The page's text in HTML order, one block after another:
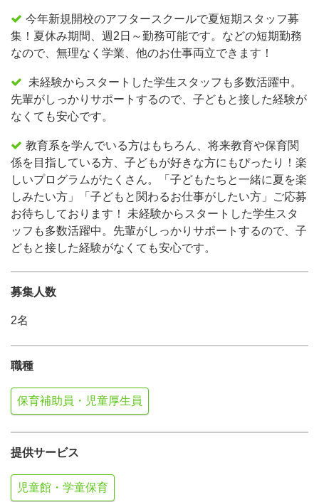
今年新規開校のアフタースクールで夏短期スタッフ募
集！夏休み期間、週2日～勤務可能です。などの短期勤務
なので、無理なく学業、他のお仕事両立できます！
未経験からスタートした学生スタッフも多数活躍中。
先輩がしっかりサポートするので、子どもと接した経験が
なくても安心です。
教育系を学んでいる方はもちろん、将来教育や保育関
係を目指している方、子どもが好きな方にもぴったり！楽
しいプログラムがたくさん。「子どもたちと一緒に夏を楽
しみたい方」「子どもと関わるお仕事がしたい方」ご応募
お待ちしております！ 未経験からスタートした学生スタ
ッフも多数活躍中。先輩がしっかりサポートするので、子
どもと接した経験がなくても安心です。
募集人数
2名
職種
保育補助員・児童厚生員
提供サービス
児童館・学童保育